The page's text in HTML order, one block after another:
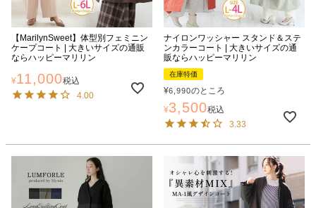
【MarilynSweet】体型別フェミニン
ケープコート | 大きいサイズの通販
ならハッピーマリリン
¥11,000税込
4.00
ナイロンワッシャー スタンド＆ステ
ンカラーコート | 大きいサイズの通
販ならハッピーマリリン
在庫特価
¥6,990のところ
¥3,500税込
3.33